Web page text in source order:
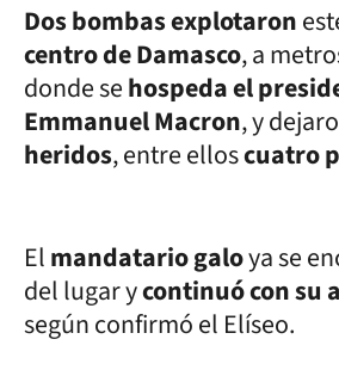
Dos bombas explotaron
centro de Damasco, a
donde sehospeda el
Emmanuel Macron, y
heridos, entre elloscuatro
Elmandatario galoya se
del lugar ycontinuó con su
según confirmó el Elíseo.